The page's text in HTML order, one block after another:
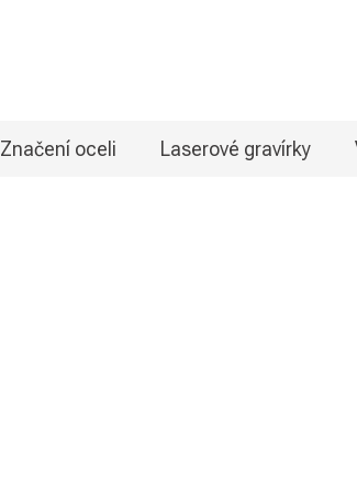
Značení oceli Laserové gravírky